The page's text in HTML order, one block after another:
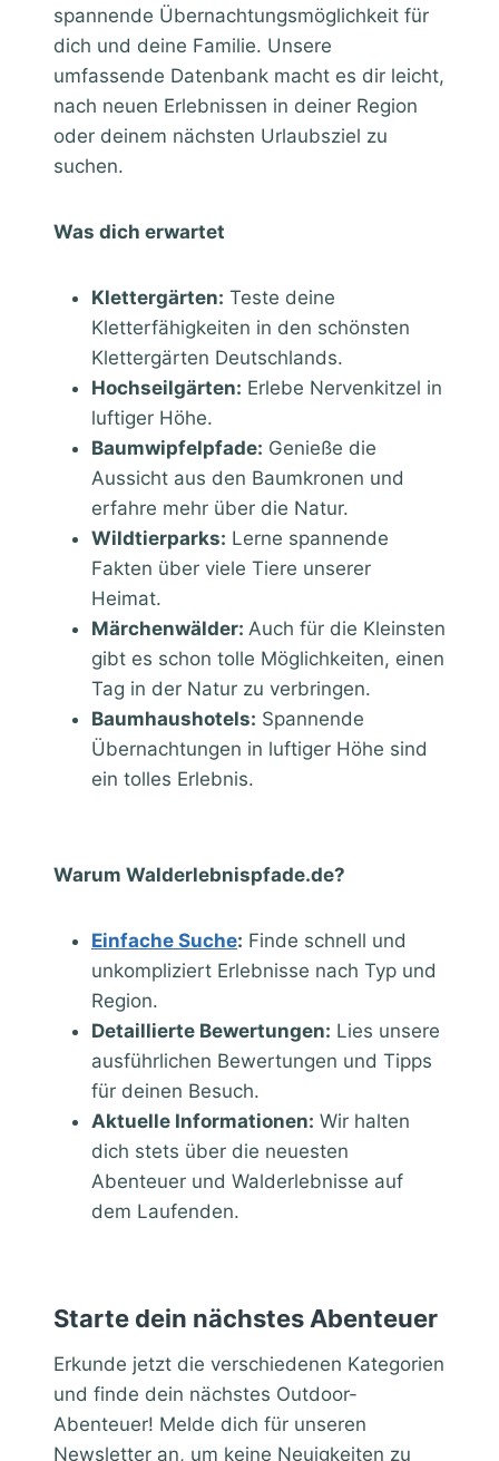
spannende Übernachtungsmöglichkeit für
dich und deine Familie. Unsere
umfassende Datenbank macht es dir leicht,
nach neuen Erlebnissen in deiner Region
oder deinem nächsten Urlaubsziel zu
suchen.
Was dich erwartet
Klettergärten: Teste deine
Kletterfähigkeiten in den schönsten
Klettergärten Deutschlands.
Hochseilgärten: Erlebe Nervenkitzel in
luftiger Höhe.
Baumwipfelpfade: Genieße die
Aussicht aus den Baumkronen und
erfahre mehr über die Natur.
Wildtierparks: Lerne spannende
Fakten über viele Tiere unserer
Heimat.
Märchenwälder: Auch für die Kleinsten
gibt es schon tolle Möglichkeiten, einen
Tag in der Natur zu verbringen.
Baumhaushotels: Spannende
Übernachtungen in luftiger Höhe sind
ein tolles Erlebnis.
Warum Walderlebnispfade.de?
Einfache Suche: Finde schnell und
unkompliziert Erlebnisse nach Typ und
Region.
Detaillierte Bewertungen: Lies unsere
ausführlichen Bewertungen und Tipps
für deinen Besuch.
Aktuelle Informationen: Wir halten
dich stets über die neuesten
Abenteuer und Walderlebnisse auf
dem Laufenden.
Starte dein nächstes Abenteuer
Erkunde jetzt die verschiedenen Kategorien
und finde dein nächstes Outdoor-
Abenteuer! Melde dich für unseren
Newsletter an, um keine Neuigkeiten zu